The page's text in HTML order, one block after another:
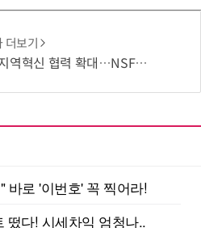
더보기
확대…NSF와 반도체·우주항공 연계 모색